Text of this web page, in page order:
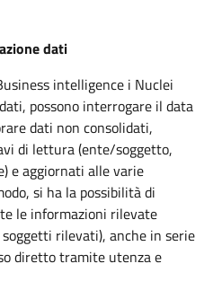
dati
intelligence i Nuclei
possono interrogare il data
dati non consolidati,
di lettura (ente/soggetto,
e aggiornati alle varie
si ha la possibilità di
le informazioni rilevate
rilevati), anche in serie
diretto tramite utenza e